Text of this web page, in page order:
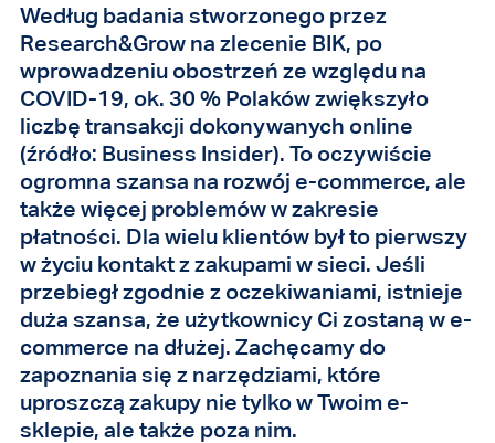
Według badania stworzonego przez
Research&Grow na zlecenie BIK, po
wprowadzeniu obostrzeń ze względu na
COVID-19, ok. 30 % Polaków zwiększyło
liczbę transakcji dokonywanych online
(źródło: Business Insider). To oczywiście
ogromna szansa na rozwój e-commerce, ale
także więcej problemów w zakresie
płatności. Dla wielu klientów był to pierwszy
w życiu kontakt z zakupami w sieci. Jeśli
przebiegł zgodnie z oczekiwaniami, istnieje
duża szansa, że użytkownicy Ci zostaną w e-
commerce na dłużej. Zachęcamy do
zapoznania się z narzędziami, które
uproszczą zakupy nie tylko w Twoim e-
sklepie, ale także poza nim.